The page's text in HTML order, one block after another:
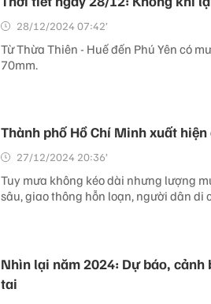
28/12/2024 07:42’
Từ Thừa Thiên - Huế đến Phú Yên có
70mm.
Thành phố Hồ Chí Minh xuất
27/12/2024 20:36’
Tuy mưa không kéo dài nhưng lượng
sâu, giao thông hỗn loạn, người dân di
Nhìn lại năm 2024: Dự báo,
tai